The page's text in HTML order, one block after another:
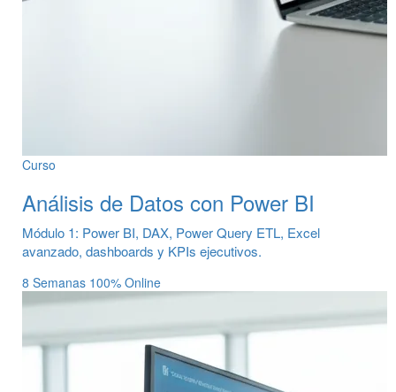
Curso
Análisis de Datos con Power BI
Módulo 1: Power BI, DAX, Power Query ETL, Excel
avanzado, dashboards y KPIs ejecutivos.
8 Semanas 100% Online